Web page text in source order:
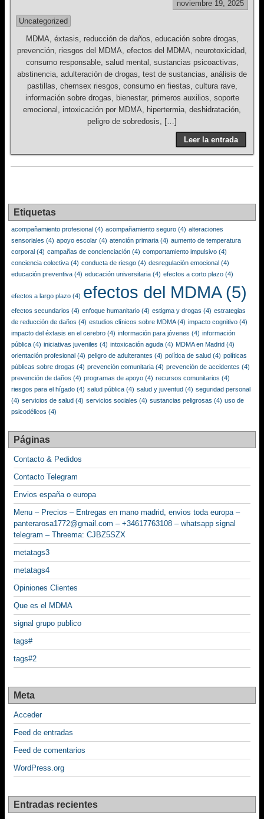
noviembre 19, 2025
Uncategorized
MDMA, éxtasis, reducción de daños, educación sobre drogas,
prevención, riesgos del MDMA, efectos del MDMA, neurotoxicidad,
consumo responsable, salud mental, sustancias psicoactivas,
abstinencia, adulteración de drogas, test de sustancias, análisis de
pastillas, chemsex riesgos, consumo en fiestas, cultura rave,
información sobre drogas, bienestar, primeros auxilios, soporte
emocional, intoxicación por MDMA, hipertermia, deshidratación,
peligro de sobredosis, […]
Leer la entrada
Etiquetas
acompañamiento profesional (4) acompañamiento seguro (4) alteraciones
sensoriales (4) apoyo escolar (4) atención primaria (4) aumento de temperatura
corporal (4) campañas de concienciación (4) comportamiento impulsivo (4)
conciencia colectiva (4) conducta de riesgo (4) desregulación emocional (4)
educación preventiva (4) educación universitaria (4) efectos a corto plazo (4)
efectos a largo plazo (4) efectos del MDMA(5)
efectos secundarios (4) enfoque humanitario (4) estigma y drogas (4) estrategias
de reducción de daños (4) estudios clínicos sobre MDMA(4) impacto cognitivo (4)
impacto del éxtasis en el cerebro (4) información para jóvenes (4) información
pública (4) iniciativas juveniles (4) intoxicación aguda (4) MDMA en Madrid (4)
orientación profesional (4) peligro de adulterantes (4) política de salud (4) políticas
públicas sobre drogas (4) prevención comunitaria (4) prevención de accidentes (4)
prevención de daños (4) programas de apoyo (4) recursos comunitarios (4)
riesgos para el hígado (4) salud pública (4) salud y juventud (4) seguridad personal
(4) servicios de salud (4) servicios sociales (4) sustancias peligrosas (4) uso de
psicodélicos (4)
Páginas
Contacto & Pedidos
Contacto Telegram
Envios españa o europa
Menu – Precios – Entregas en mano madrid, envios toda europa –
panterarosa1772@gmail.com – +34617763108 – whatsapp signal
telegram – Threema: CJBZ5SZX
metatags3
metatags4
Opiniones Clientes
Que es el MDMA
signal grupo publico
tags#
tags#2
Meta
Acceder
Feed de entradas
Feed de comentarios
WordPress.org
Entradas recientes